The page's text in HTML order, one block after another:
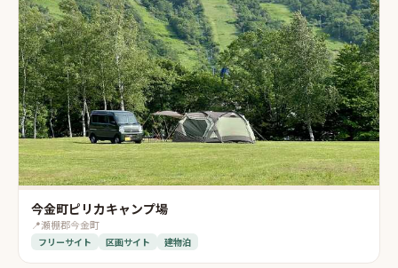
今金町ピリカキャンプ場
📍瀬棚郡今金町
フリーサイト 区画サイト 建物泊